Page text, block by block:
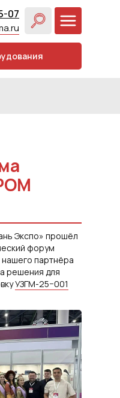
07
Экспо» прошёл
форум
партнёра
решения для
УЗГМ-25−001